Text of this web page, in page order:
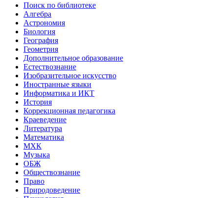
Поиск по библиотеке
Алгебра
Астрономия
Биология
География
Геометрия
Дополнительное образование
Естествознание
Изобразительное искусство
Иностранные языки
Информатика и ИКТ
История
Коррекционная педагогика
Краеведение
Литература
Математика
МХК
Музыка
ОБЖ
Обществознание
Право
Природоведение